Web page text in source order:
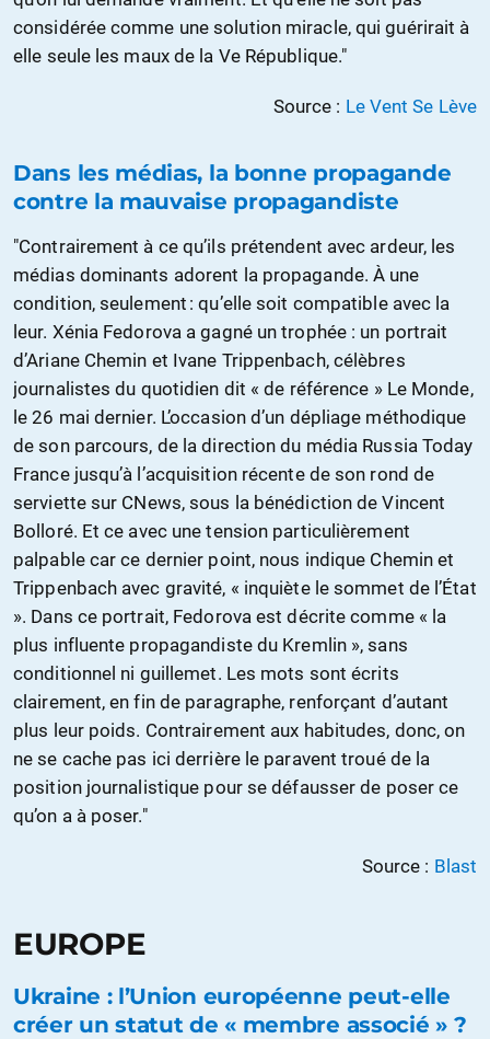
considérée comme une solution miracle, qui guérirait à
elle seule les maux de la Ve République."
Source : Le Vent Se Lève
Dans les médias, la bonne propagande
contre la mauvaise propagandiste
"Contrairement à ce qu’ils prétendent avec ardeur, les
médias dominants adorent la propagande. À une
condition, seulement : qu’elle soit compatible avec la
leur. Xénia Fedorova a gagné un trophée : un portrait
d’Ariane Chemin et Ivane Trippenbach, célèbres
journalistes du quotidien dit « de référence » Le Monde,
le 26 mai dernier. L’occasion d’un dépliage méthodique
de son parcours, de la direction du média Russia Today
France jusqu’à l’acquisition récente de son rond de
serviette sur CNews, sous la bénédiction de Vincent
Bolloré. Et ce avec une tension particulièrement
palpable car ce dernier point, nous indique Chemin et
Trippenbach avec gravité, « inquiète le sommet de l’État
». Dans ce portrait, Fedorova est décrite comme « la
plus influente propagandiste du Kremlin », sans
conditionnel ni guillemet. Les mots sont écrits
clairement, en fin de paragraphe, renforçant d’autant
plus leur poids. Contrairement aux habitudes, donc, on
ne se cache pas ici derrière le paravent troué de la
position journalistique pour se défausser de poser ce
qu’on a à poser."
Source : Blast
EUROPE
Ukraine : l’Union européenne peut-elle
créer un statut de « membre associé » ?